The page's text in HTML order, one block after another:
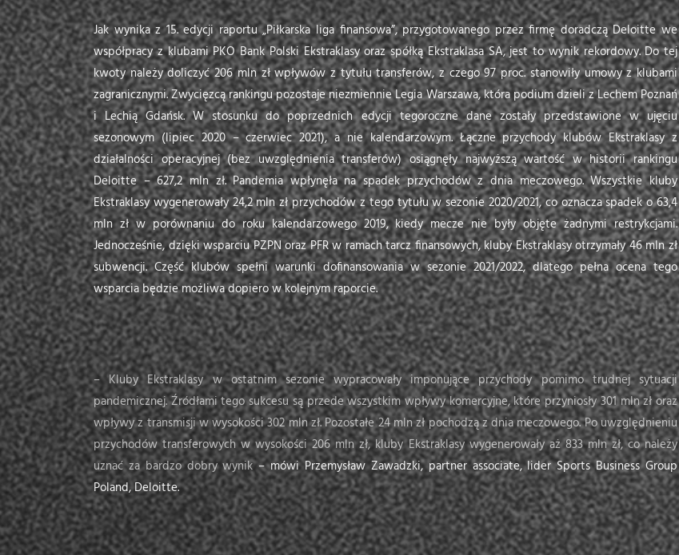
Jak wynika z 15. edycji raportu „Piłkarska liga finansowa”, przygotowanego przez firmę doradczą Deloitte we
współpracy z klubami PKO Bank Polski Ekstraklasy oraz spółką Ekstraklasa SA, jest to wynik rekordowy. Do tej
kwoty należy doliczyć 206 mln zł wpływów z tytułu transferów, z czego 97 proc. stanowiły umowy z klubami
zagranicznymi. Zwycięzcą rankingu pozostaje niezmiennie Legia Warszawa, która podium dzieli z Lechem Poznań
i Lechią Gdańsk. W stosunku do poprzednich edycji tegoroczne dane zostały przedstawione w ujęciu
sezonowym (lipiec 2020 – czerwiec 2021), a nie kalendarzowym. Łączne przychody klubów Ekstraklasy z
działalności operacyjnej (bez uwzględnienia transferów) osiągnęły najwyższą wartość w historii rankingu
Deloitte – 627,2 mln zł. Pandemia wpłynęła na spadek przychodów z dnia meczowego. Wszystkie kluby
Ekstraklasy wygenerowały 24,2 mln zł przychodów z tego tytułu w sezonie 2020/2021, co oznacza spadek o 63,4
mln zł w porównaniu do roku kalendarzowego 2019, kiedy mecze nie były objęte żadnymi restrykcjami.
Jednocześnie, dzięki wsparciu PZPN oraz PFR w ramach tarcz finansowych, kluby Ekstraklasy otrzymały 46 mln zł
subwencji. Część klubów spełni warunki dofinansowania w sezonie 2021/2022, dlatego pełna ocena tego
wsparcia będzie możliwa dopiero w kolejnym raporcie.
– Kluby Ekstraklasy w ostatnim sezonie wypracowały imponujące przychody pomimo trudnej sytuacji
pandemicznej. Źródłami tego sukcesu są przede wszystkim wpływy komercyjne, które przyniosły 301 mln zł oraz
wpływy z transmisji w wysokości 302 mln zł. Pozostałe 24 mln zł pochodzą z dnia meczowego. Po uwzględnieniu
przychodów transferowych w wysokości 206 mln zł, kluby Ekstraklasy wygenerowały aż 833 mln zł, co należy
uznać za bardzo dobry wynik– mówi Przemysław Zawadzki, partner associate, lider Sports Business Group
Poland, Deloitte.